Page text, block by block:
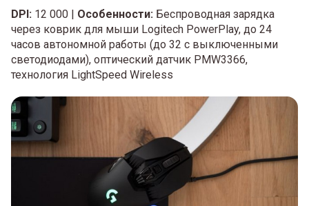
DPI: 12 000 | Особенности: Беспроводная зарядка
через коврик для мыши Logitech PowerPlay, до 24
часов автономной работы (до 32 с выключенными
светодиодами), оптический датчик PMW3366,
технология LightSpeed Wireless